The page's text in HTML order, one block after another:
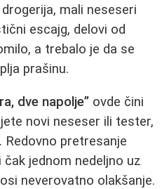
mali neseseri
escajg, delovi od
a trebalo je da se
prašinu.
dve napolje” ovde čini
novi neseser ili tester,
pretresanje
jednom nedeljno uz
neverovatno olakšanje.